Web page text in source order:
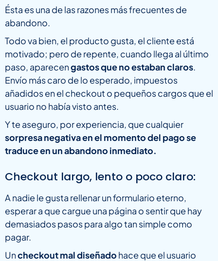
Ésta es una de las razones más frecuentes de
abandono.
Todo va bien, el producto gusta, el cliente está
motivado; pero de repente, cuando llega al último
paso, aparecengastos que no estaban claros.
Envío más caro de lo esperado, impuestos
añadidos en el checkout o pequeños cargos que el
usuario no había visto antes.
Y te aseguro, por experiencia, que cualquier
sorpresa negativa en el momento del pago se
traduce en un abandono inmediato.
Checkout largo, lento o poco claro:
A nadie le gusta rellenar un formulario eterno,
esperar a que cargue una página o sentir que hay
demasiados pasos para algo tan simple como
pagar.
Uncheckout mal diseñado hace que el usuario